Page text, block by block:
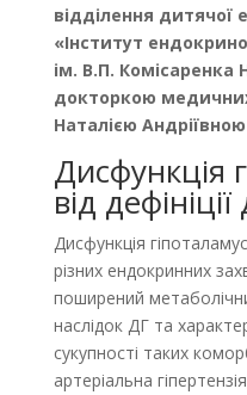
відділення дитячої
«Інститут
ім. В.П. Комісаренка
докторкою
Наталією
Дисфункція
від
Дисфункція
різних ендокринних
поширений
наслідок ДГ та
сукупності таких
артеріальна